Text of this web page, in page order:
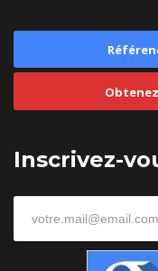
Inscrivez-